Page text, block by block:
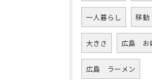
一人暮らし 移動
大きさ 広島 お
広島 ラーメン